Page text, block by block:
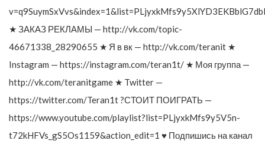
★ ЗАКАЗ РЕКЛАМЫ — http://vk.com/topic-
46671338_28290655 ★ Я в вк — http://vk.com/teranit ★
Instagram — https://instagram.com/teran1t/ ★ Моя группа —
http://vk.com/teranitgame ★ Twitter —
https://twitter.com/Teran1t ?СТОИТ ПОИГРАТЬ —
https://www.youtube.com/playlist?list=PLjyxkMfs9y5V5n-
t72kHFVs_gS5Os1159&action_edit=1 ♥ Подпишись на канал